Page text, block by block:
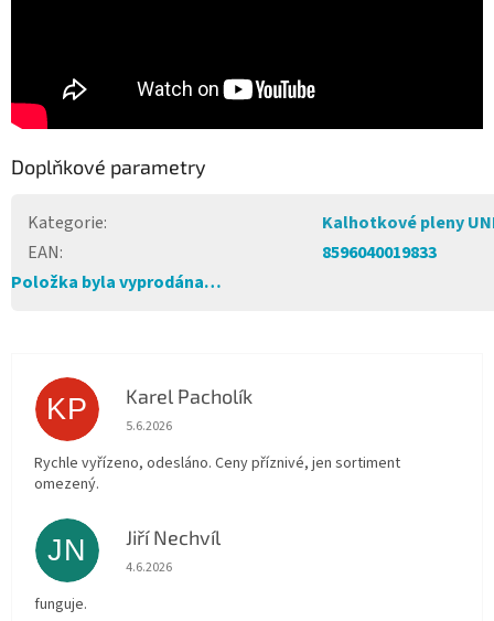
Doplňkové parametry
Kategorie:
Kalhotkové pleny
EAN:
8596040019833
Položka byla vyprodána…
KP Karel Pacholík
Hodnocení obchodu je 4 z 5 hvězdiček.
5.6.2026
Rychle vyřízeno, odesláno. Ceny příznivé, jen sortiment
omezený.
JN Jiří Nechvíl
Hodnocení obchodu je 5 z 5 hvězdiček.
4.6.2026
funguje.